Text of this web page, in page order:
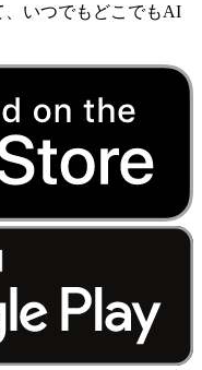
、いつでもどこでもAI